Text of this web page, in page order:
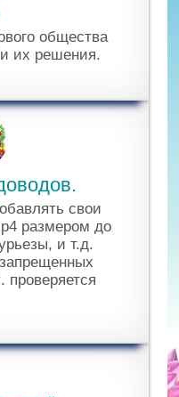
общества
их решения.
свои
размером до
и т.д.
проверяется